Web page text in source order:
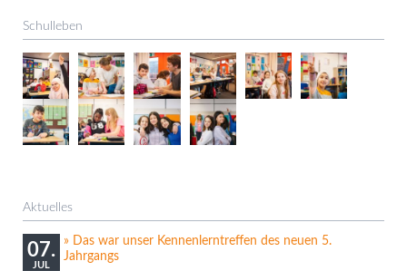
Schulleben
Aktuelles
07.
JUL
Das war unser Kennenlerntreffen des neuen 5.
Jahrgangs